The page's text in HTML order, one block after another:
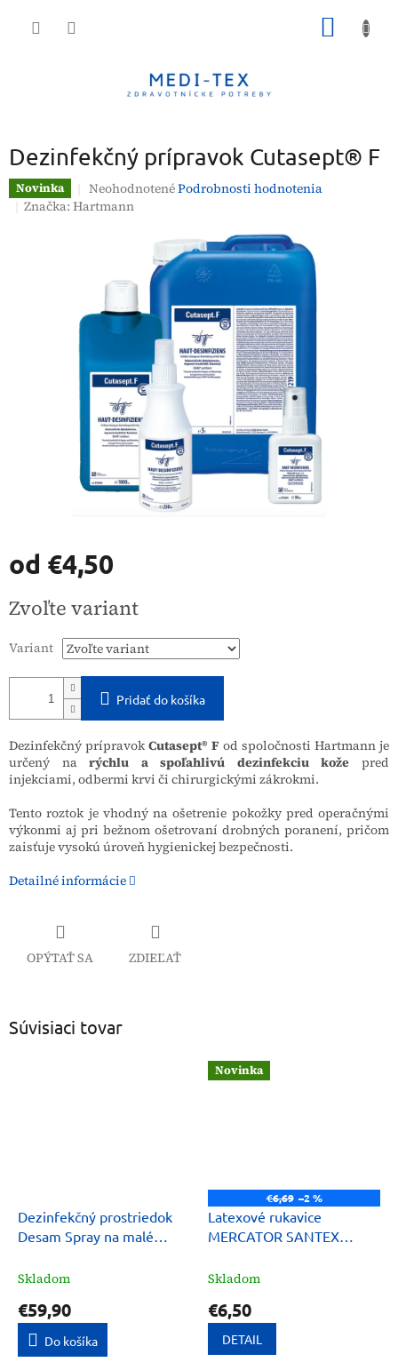
Dezinfekčný prípravok Cutasept® F
Novinka
Priemerné
hodnotenie
hviezdičiek.
NeohodnotenéPodrobnosti hodnotenia
Značka:Hartmann
od €4,50
cena:
Zvoľte variant
Variant
Pridať do košíka
Dezinfekčný prípravok Cutasept® F od spoločnosti Hartmann je
určený narýchlu a spoľahlivú dezinfekciu kože pred
injekciami, odbermi krvi či chirurgickými zákrokmi.
Tento roztok je vhodný na ošetrenie pokožky pred operačnými
výkonmi aj pri bežnom ošetrovaní drobných poranení, pričom
zaisťuje vysokú úroveň hygienickej bezpečnosti.
Detailné informácie
OPÝTAŤ SA ZDIEĽAŤ
Súvisiaci tovar
Dezinfekčný prostriedok
Desam Spray na malé
Skladom
€59,90
Do košíka
Novinka
€6,69 –2 %
Latexové rukavice
MERCATOR SANTEX
Skladom
€6,50
DETAIL